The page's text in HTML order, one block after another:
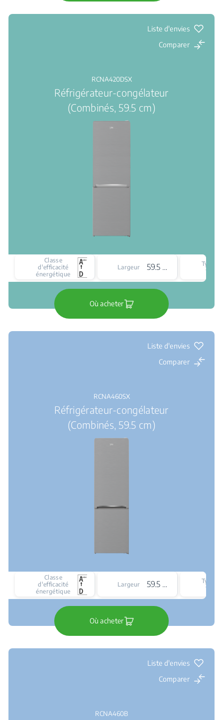
Liste d'envies
Comparer
RCNA420DSX
Réfrigérateur-congélateur
(Combinés, 59.5 cm)
Classe
d'efficacité
énergétique
Largeur 59.5 cm
Type
froid
Où acheter
Liste d'envies
Comparer
RCNA460SX
Réfrigérateur-congélateur
(Combinés, 59.5 cm)
Classe
d'efficacité
énergétique
Largeur 59.5 cm
Type
froid
Où acheter
Liste d'envies
Comparer
RCNA460B